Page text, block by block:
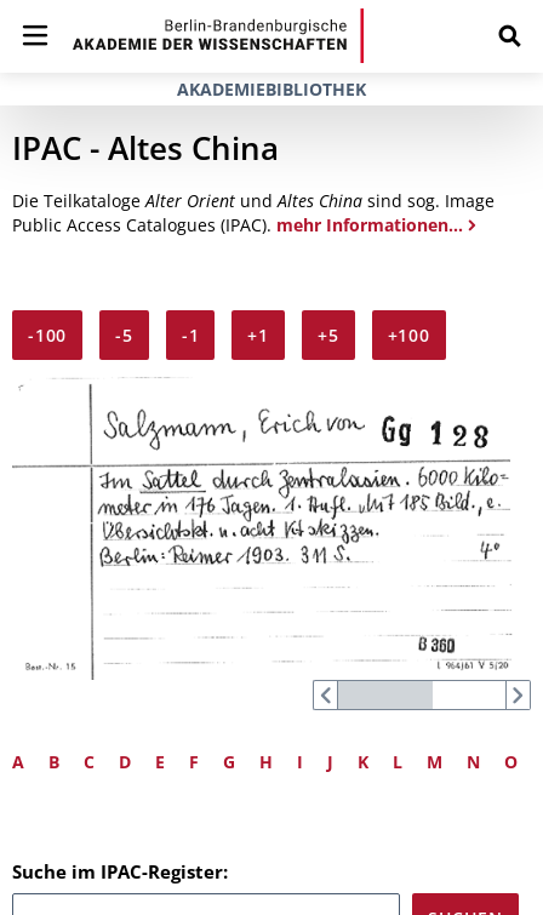
AKADEMIEBIBLIOTHEK
IPAC - Altes China
Die TeilkatalogeAlter Orient undAltes China sind sog. Image
Public Access Catalogues (IPAC). mehr Informationen...
-100 -5 -1 +1 +5 +100
A B C D E F G H I J K L M N O
Suche im IPAC-Register: